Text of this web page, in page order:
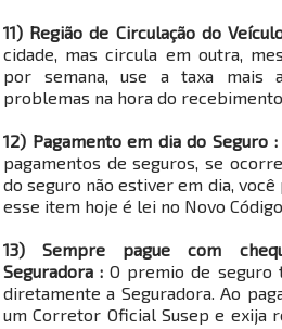
11) Região de Circulação do
cidade, mas circula em outra,
por semana, use a taxa mais
problemas na hora do
12) Pagamento em dia do Seguro :
pagamentos de seguros, se
do seguro não estiver em dia,
esse item hoje é lei no Novo
13) Sempre pague com
Seguradora : O premio de seguro
diretamente a Seguradora. Ao
um Corretor Oficial Susep e exija